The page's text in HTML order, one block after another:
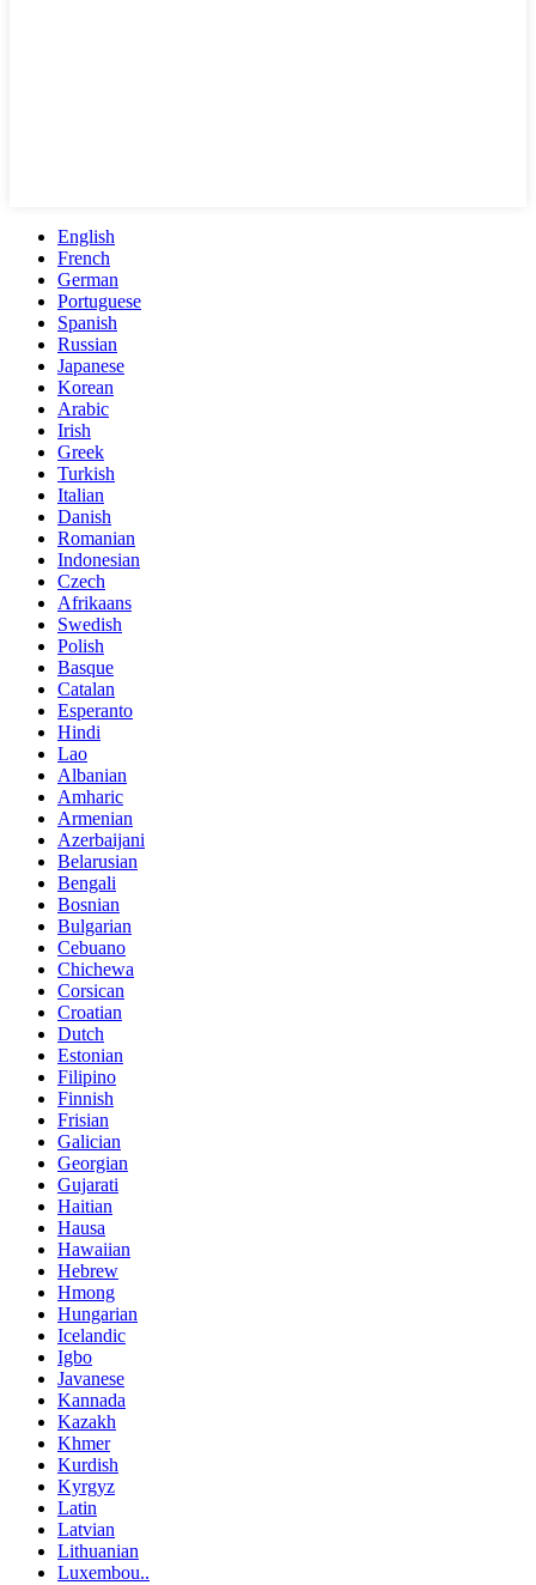
English
French
German
Portuguese
Spanish
Russian
Japanese
Korean
Arabic
Irish
Greek
Turkish
Italian
Danish
Romanian
Indonesian
Czech
Afrikaans
Swedish
Polish
Basque
Catalan
Esperanto
Hindi
Lao
Albanian
Amharic
Armenian
Azerbaijani
Belarusian
Bengali
Bosnian
Bulgarian
Cebuano
Chichewa
Corsican
Croatian
Dutch
Estonian
Filipino
Finnish
Frisian
Galician
Georgian
Gujarati
Haitian
Hausa
Hawaiian
Hebrew
Hmong
Hungarian
Icelandic
Igbo
Javanese
Kannada
Kazakh
Khmer
Kurdish
Kyrgyz
Latin
Latvian
Lithuanian
Luxembou..